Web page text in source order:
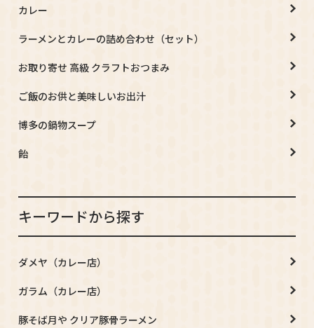
カレー
ラーメンとカレーの詰め合わせ（セット）
お取り寄せ 高級 クラフトおつまみ
ご飯のお供と美味しいお出汁
博多の鍋物スープ
飴
キーワードから探す
ダメヤ（カレー店）
ガラム（カレー店）
豚そば月や クリア豚骨ラーメン